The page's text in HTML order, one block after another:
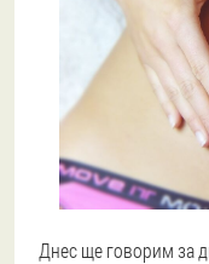
Днес ще говорим за